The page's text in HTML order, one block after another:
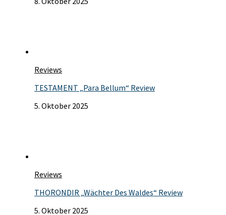
Reviews
TESTAMENT „Para Bellum“ Review
5. Oktober 2025
Reviews
THORONDIR „Wächter Des Waldes“ Review
5. Oktober 2025